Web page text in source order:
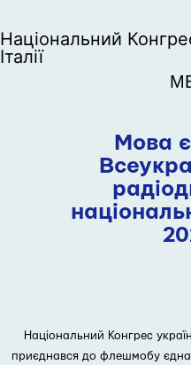
Національний
Італії
Мова
Національний Конгрес
приєднався до флешмобу